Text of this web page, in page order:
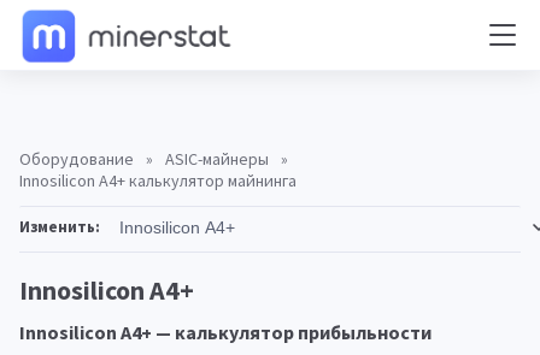
Оборудование » ASIC-майнеры
»
Innosilicon A4+ калькулятор майнинга
Изменить:
Innosilicon A4+
Innosilicon A4+ — калькулятор прибыльности